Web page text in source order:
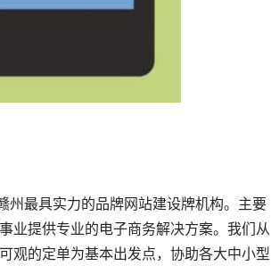
州最具实力的品牌网站建设牌机构。主要
业提供专业的电子商务解决方案。我们从
观的定单为基本出发点，协助各大中小型